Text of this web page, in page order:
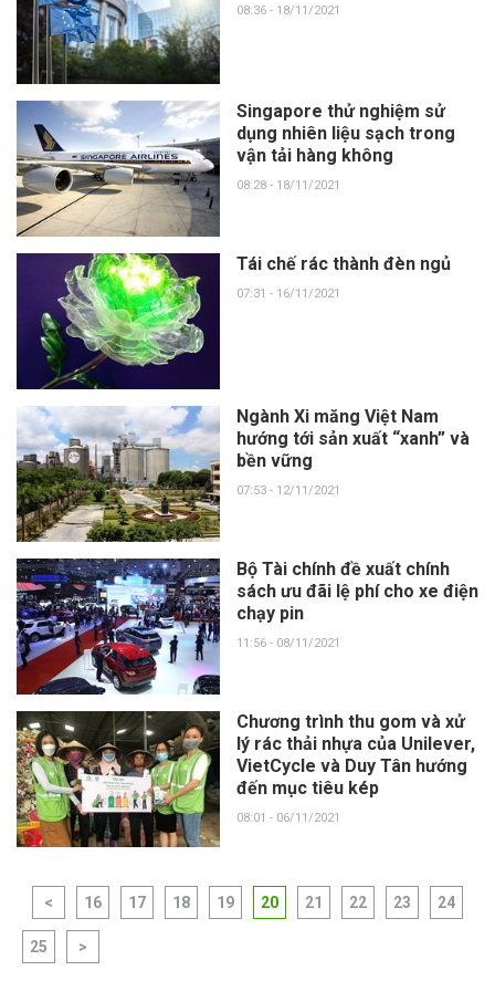
08:36 - 18/11/2021
Singapore thử nghiệm sử
dụng nhiên liệu sạch trong
vận tải hàng không
08:28 - 18/11/2021
Tái chế rác thành đèn ngủ
07:31 - 16/11/2021
Ngành Xi măng Việt Nam
hướng tới sản xuất “xanh” và
bền vững
07:53 - 12/11/2021
Bộ Tài chính đề xuất chính
sách ưu đãi lệ phí cho xe điện
chạy pin
11:56 - 08/11/2021
Chương trình thu gom và xử
lý rác thải nhựa của Unilever,
VietCycle và Duy Tân hướng
đến mục tiêu kép
08:01 - 06/11/2021
< 16 17 18 19 20 21 22 23 24
25 >